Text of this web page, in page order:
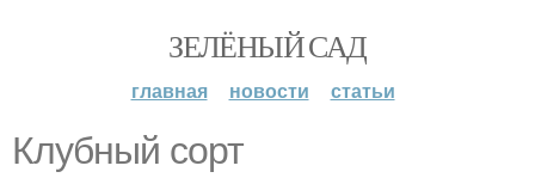
ЗЕЛЁНЫЙ САД
главная новости статьи
Клубный сорт